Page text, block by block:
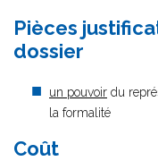
Pièces
dossier
un pouvoir du
la formalité
Coût